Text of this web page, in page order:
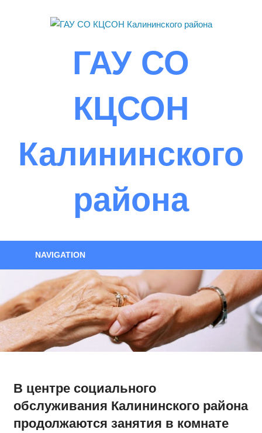
ГАУ СО
КЦСОН
Калининского
района
NAVIGATION
В центре социального
обслуживания Калининского района
продолжаются занятия в комнате